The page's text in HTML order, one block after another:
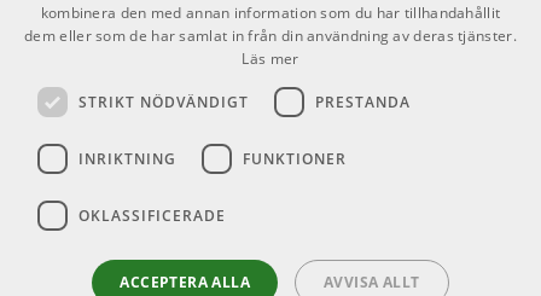
Kontakt
Info
Mån-Fre: 10.00-18.00
Helgdagar
kombinera den med annan information som du har tillhandahållit
dem eller som de har samlat in från din användning av deras tjänster.
Läs mer
STRIKT NÖDVÄNDIGT PRESTANDA
INRIKTNING FUNKTIONER
OKLASSIFICERADE
ACCEPTERA ALLA AVVISA ALLT